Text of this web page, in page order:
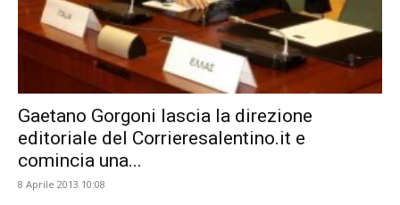
Gaetano Gorgoni lascia la direzione
editoriale del Corrieresalentino.it e
comincia una...
8 Aprile 2013 10:08